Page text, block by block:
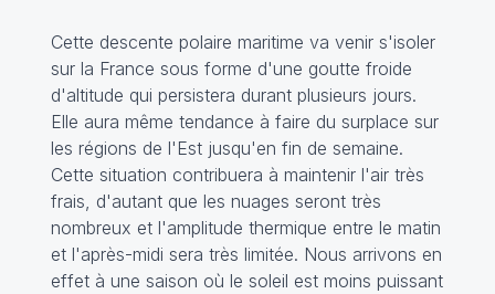
Cette descente polaire maritime va venir s'isoler
sur la France sous forme d'une goutte froide
d'altitude qui persistera durant plusieurs jours.
Elle aura même tendance à faire du surplace sur
les régions de l'Est jusqu'en fin de semaine.
Cette situation contribuera à maintenir l'air très
frais, d'autant que les nuages seront très
nombreux et l'amplitude thermique entre le matin
et l'après-midi sera très limitée. Nous arrivons en
effet à une saison où le soleil est moins puissant